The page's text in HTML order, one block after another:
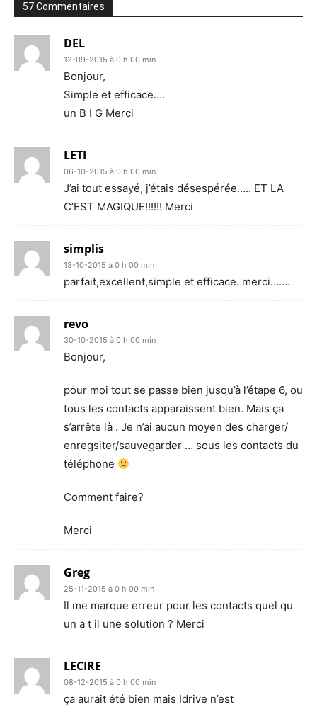
57 Commentaires
DEL
12-09-2015 à 0 h 00 min
Bonjour,
Simple et efficace….
un B I G Merci
LETI
06-10-2015 à 0 h 00 min
J’ai tout essayé, j’étais désespérée….. ET LA
C’EST MAGIQUE!!!!!! Merci
simplis
13-10-2015 à 0 h 00 min
parfait,excellent,simple et efficace. merci…….
revo
30-10-2015 à 0 h 00 min
Bonjour,
pour moi tout se passe bien jusqu’à l’étape 6, ou
tous les contacts apparaissent bien. Mais ça
s’arrête là . Je n’ai aucun moyen des charger/
enregsiter/sauvegarder … sous les contacts du
téléphone
Comment faire?
Merci
Greg
25-11-2015 à 0 h 00 min
Il me marque erreur pour les contacts quel qu
un a t il une solution ? Merci
LECIRE
08-12-2015 à 0 h 00 min
ça aurait été bien mais Idrive n’est